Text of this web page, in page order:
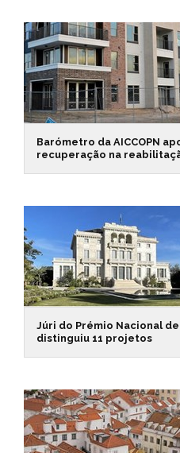
Barómetro da AICCOPN
recuperação na
Júri do Prémio Nacional
distinguiu 11 projetos